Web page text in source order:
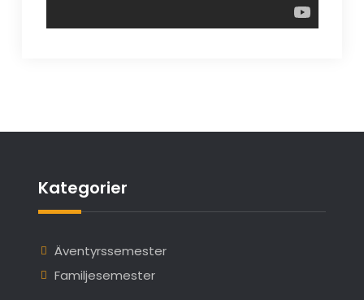
Kategorier
Äventyrssemester
Familjesemester